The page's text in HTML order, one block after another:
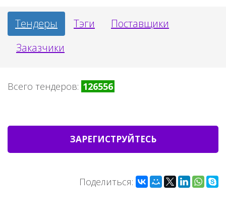
Тендеры Тэги
Поставщики
Заказчики
Всего тендеров: 126556
ЗАРЕГИСТРУЙТЕСЬ
Поделиться: